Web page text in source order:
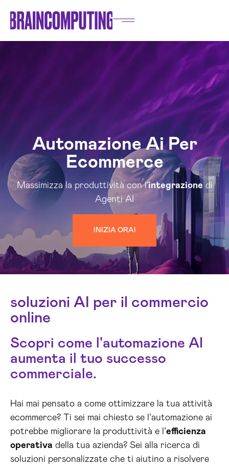
Automazione Ai Per
Ecommerce
Massimizza la produttività con l'integrazione di
Agenti AI
INIZIA ORA!
soluzioni AI per il commercio
online
Scopri come l'automazione AI
aumenta il tuo successo
commerciale.
Hai mai pensato a come ottimizzare la tua attività
ecommerce? Ti sei mai chiesto se l’automazione ai
potrebbe migliorare la produttività e l’efficienza
operativa della tua azienda? Sei alla ricerca di
soluzioni personalizzate che ti aiutino a risolvere